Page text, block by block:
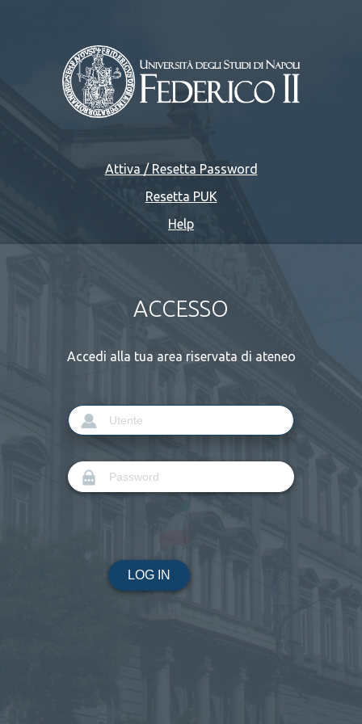
Attiva / Resetta Password
Resetta PUK
Help
ACCESSO
Accedi alla tua area riservata di ateneo